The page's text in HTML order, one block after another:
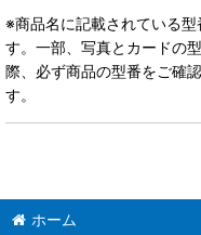
※商品名に記載されている
す。一部、写真とカードの
際、必ず商品の型番をご確
す。
ホーム